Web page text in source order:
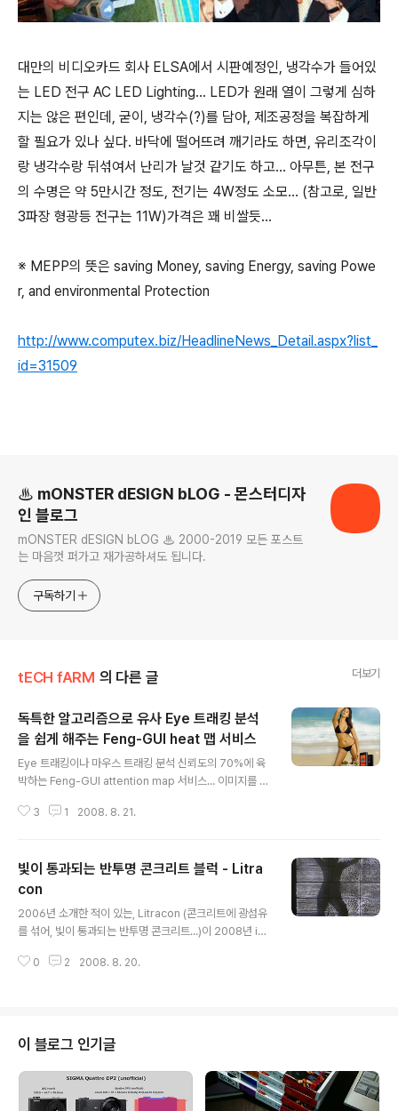
대만의 비디오카드 회사 ELSA에서 시판예정인, 냉각수가 들어있
는 LED 전구 AC LED Lighting... LED가 원래 열이 그렇게 심하
지는 않은 편인데, 굳이, 냉각수(?)를 담아, 제조공정을 복잡하게
할 필요가 있나 싶다. 바닥에 떨어뜨려 깨기라도 하면, 유리조각이
랑 냉각수랑 뒤섞여서 난리가 날것 같기도 하고... 아무튼, 본 전구
의 수명은 약 5만시간 정도, 전기는 4W정도 소모... (참고로, 일반
3파장 형광등 전구는 11W)가격은 꽤 비쌀듯...
※ MEPP의 뜻은 saving Money, saving Energy, saving Powe
r, and environmental Protection
http://www.computex.biz/HeadlineNews_Detail.aspx?list_
id=31509
♨ mONSTER dESIGN bLOG - 몬스터디자
인 블로그
mONSTER dESIGN bLOG ♨ 2000-2019 모든 포스트
는 마음껏 퍼가고 재가공하셔도 됩니다.
구독하기
tECH fARM 의 다른 글 더보기
독특한 알고리즘으로 유사 Eye 트래킹 분석
을 쉽게 해주는 Feng-GUI heat 맵 서비스
Eye 트래킹이나 마우스 트래킹 분석 신뢰도의 70%에 육
박하는 Feng-GUI attention map 서비스... 이미지를 올
무르는지, Feng-GUI 맵만의 독특한 알고리즘을 통해 쉽
지 제공서비스 종류들도 살펴 볼 수 있다. (비디오도 유사 E
ye 트래킹 서비스 해준다는 사실!) ※ 사용방법 : 중앙에 위
치한 "찾아보기" 버튼을 눌러 이미지를 로드한다. (화면에
로드한 이미지는 보이지 않음.) 그리고, Heatmap 버튼을
누른다. 30초정도 조금 기다리면, 분석 결과가 나타난다. h
ttp://www.feng-gui.com/ ..
3 1 2008. 8. 21.
빛이 통과되는 반투명 콘크리트 블럭 - Litra
con
2006년 소개한 적이 있는, Litracon (콘크리트에 광섬유
를 섞어, 빛이 통과되는 반투명 콘크리트...)이 2008년 iF
에 나선듯... 최대 600 x 300mm 크기의 블록을 25~50
(한번에 3개까지만 주문 가능함.) http://www.litracon.h
u/ ※ 데이타 쉬트 보기 ※ 가격표 보기 (아직까지 가격은 무
지하게 비쌈...)
0 2 2008. 8. 20.
이 블로그 인기글